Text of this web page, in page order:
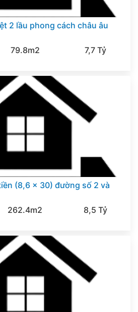
2 lầu phong cách châu âu
79.8m2 7,7 Tỷ
(8,6 x 30) đường số 2 và
262.4m2 8,5 Tỷ